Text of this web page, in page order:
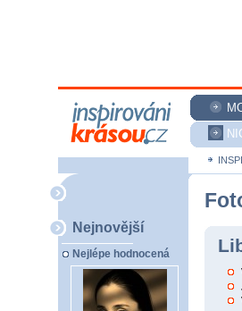
Nejnovější
Nejlépe hodnocená